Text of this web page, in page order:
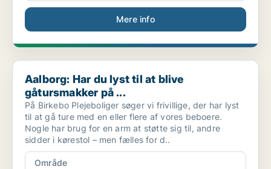
Mere info
Aalborg: Har du lyst til at blive gåtursmakker på ...
Aalborg: Har du lyst til at blive
gåtursmakker på ...
På Birkebo Plejeboliger søger vi frivillige, der har lyst
til at gå ture med en eller flere af vores beboere.
Nogle har brug for en arm at støtte sig til, andre
sidder i kørestol – men fælles for d..
Område